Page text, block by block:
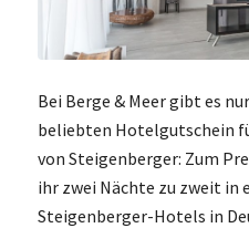
Bei Berge & Meer gibt es
beliebten Hotelgutschein
von Steigenberger: Zum
ihr zwei Nächte zu zweit in
Steigenberger-Hotels in